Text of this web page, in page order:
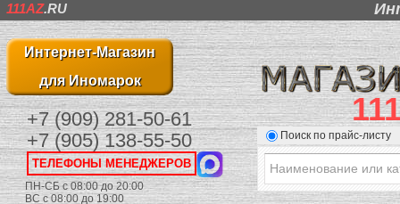
111AZ.RU
Интернет-Магазин
для Иномарок
+7 (909) 281-50-61
+7 (905) 138-55-50
ТЕЛЕФОНЫ МЕНЕДЖЕРОВ
ПН-СБ с 08:00 до 20:00
ВС с 08:00 до 19:00
Поиск по прайс-листу